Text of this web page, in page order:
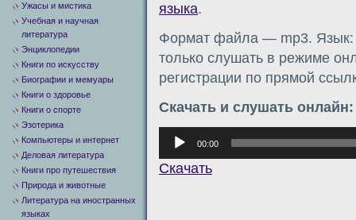
языка.
Формат файла — mp3. Язык:
только слушать в режиме
регистрации по прямой
Скачать и слушать онлайн:
Аудиоплеер
00:00
Скачать
Ужасы и мистика
Учебная и научная
литература
Энциклопедии
Книги по искусству
Биографии и мемуары
Книги о здоровье
Книги о спорте
Эзотерика
Компьютеры и интернет
Деловая литература
Книги про путешествия
Природа и животные
Литература на иностранных
языках